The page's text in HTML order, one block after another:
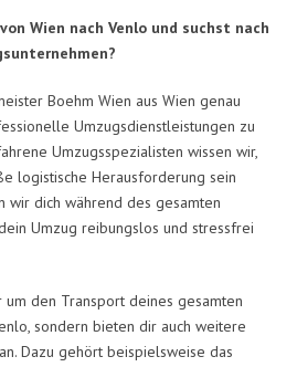
Wien nach Venlo und suchst nach
Boehm Wien aus Wien genau
Umzugsdienstleistungen zu
Umzugsspezialisten wissen wir,
logistische Herausforderung sein
wir dich während des gesamten
Umzug reibungslos und stressfrei
um den Transport deines gesamten
sondern bieten dir auch weitere
Dazu gehört beispielsweise das